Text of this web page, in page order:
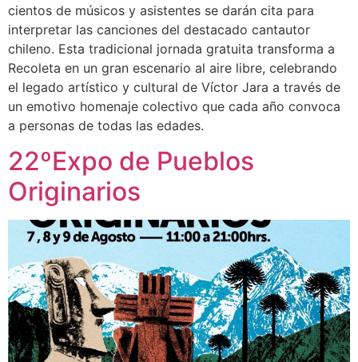
cientos de músicos y asistentes se darán cita para
interpretar las canciones del destacado cantautor
chileno. Esta tradicional jornada gratuita transforma a
Recoleta en un gran escenario al aire libre, celebrando
el legado artístico y cultural de Víctor Jara a través de
un emotivo homenaje colectivo que cada año convoca
a personas de todas las edades.
22ºExpo de Pueblos
Originarios